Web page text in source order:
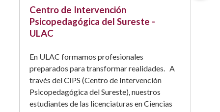
Centro de Intervención
Psicopedagógica del Sureste -
ULAC
En ULAC formamos profesionales
preparados para transformar realidades. A
través del CIPS (Centro de Intervención
Psicopedagógica del Sureste), nuestros
estudiantes de las licenciaturas en Ciencias